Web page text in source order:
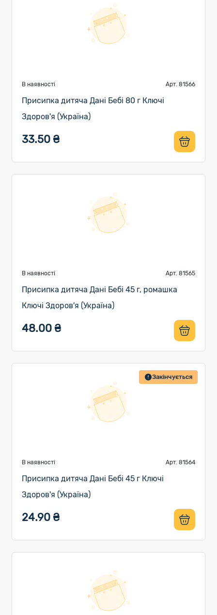
В наявності Арт. 81566
Присипка дитяча Дані Бебі 80 г Ключі
Здоров'я (Україна)
33.50 ₴
В наявності Арт. 81565
Присипка дитяча Дані Бебі 45 г, ромашка
Ключі Здоров'я (Україна)
48.00 ₴
Закінчується
В наявності Арт. 81564
Присипка дитяча Дані Бебі 45 г Ключі
Здоров'я (Україна)
24.90 ₴